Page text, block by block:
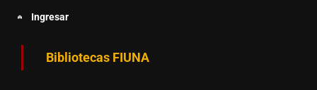
Ingresar
Bibliotecas FIUNA